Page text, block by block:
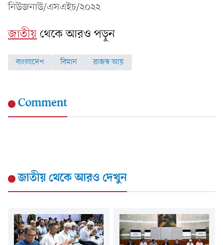
নিউজনাউ/এসএইচ/২০২২
জাতীয়থেকে আরও পড়ুন
বাংলাদেশ বিমান রাজস্ব আয়
Comment
জাতীয়থেকে আরও দেখুন